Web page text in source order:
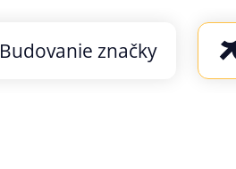
Budovanie značky